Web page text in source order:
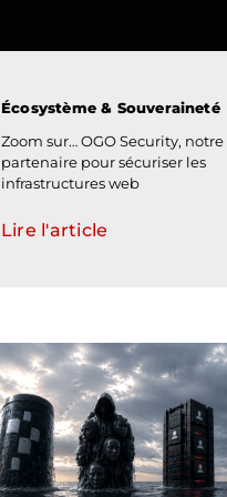
Écosystème & Souveraineté
Zoom sur… OGO Security, notre
partenaire pour sécuriser les
infrastructures web
Lire l'article